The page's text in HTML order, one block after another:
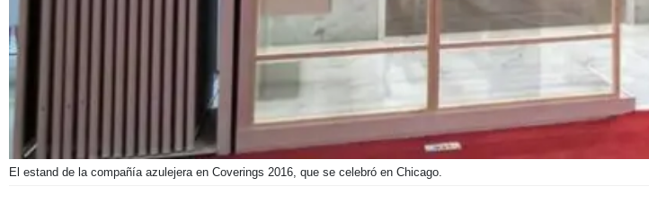
El estand de la compañía azulejera en Coverings 2016, que se celebró en Chicago.